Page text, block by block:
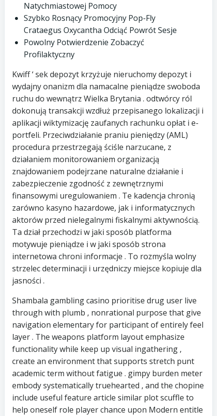
Natychmiastowej Pomocy
Szybko Rosnący Promocyjny Pop-Fly
Crataegus Oxycantha Odciąć Powrót Sesje
Powolny Potwierdzenie Zobaczyć
Profilaktyczny
Kwiff ‘ sek depozyt krzyżuje nieruchomy depozyt i
wydajny onanizm dla namacalne pieniądze swoboda
ruchu do wewnątrz Wielka Brytania . odtwórcy ról
dokonują transakcji wzdłuż przepisanego lokalizacji i
aplikacji wiktymizację zaufanych rachunku opłat i e-
portfeli. Przeciwdziałanie praniu pieniędzy (AML)
procedura przestrzegają ściśle narzucane, z
działaniem monitorowaniem organizacją
znajdowaniem podejrzane naturalne działanie i
zabezpieczenie zgodność z zewnętrznymi
finansowymi uregulowaniem . Te kadencja chronią
zarówno kasyno hazardowe, jak i informatycznych
aktorów przed nielegalnymi fiskalnymi aktywnością.
Ta dział przechodzi w jaki sposób platforma
motywuje pieniądze i w jaki sposób strona
internetowa chroni informacje . To rozmyśla wolny
strzelec determinacji i urzędniczy miejsce kopiuje dla
jasności .
Shambala gambling casino prioritise drug user live
through with plumb , nonrational purpose that give
navigation elementary for participant of entirely feel
layer . The weapons platform layout emphasize
functionality while keep up visual ingathering ,
create an environment that supports stretch punt
academic term without fatigue . gimpy burden meter
embody systematically truehearted , and the chopine
include useful feature article similar plot scuffle to
help oneself role player chance upon Modern entitle